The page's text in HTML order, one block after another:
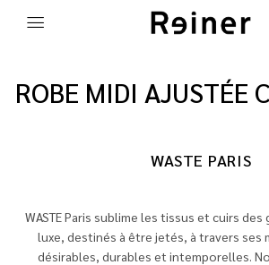
ROBE MIDI AJUSTÉE
WASTE PARIS
WASTE Paris sublime les tissus et cuirs des
luxe, destinés à être jetés, à travers
désirables, durables et intemporelles.